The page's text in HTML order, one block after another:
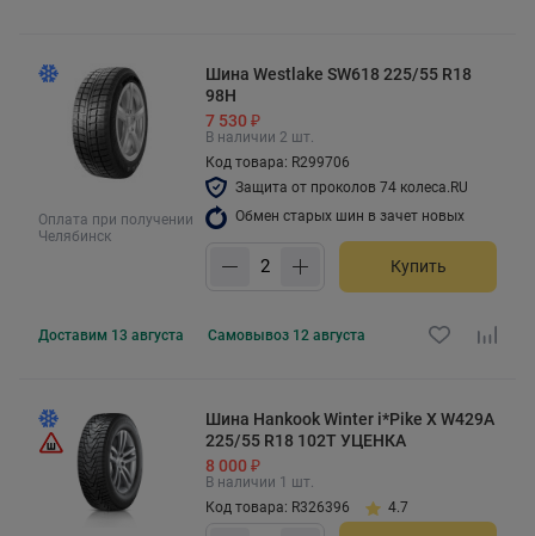
Оплата при получении
Челябинск
Шина Westlake SW618 225/55 R18
98H
7 530 ₽
В наличии 2 шт.
Код товара: R299706
Защита от проколов 74 колеса.RU
Обмен старых шин в зачет новых
Купить
Доставим 13 августа Самовывоз 12 августа
Шина Hankook Winter i*Pike X W429A
225/55 R18 102T УЦЕНКА
8 000 ₽
В наличии 1 шт.
Код товара: R326396
4.7